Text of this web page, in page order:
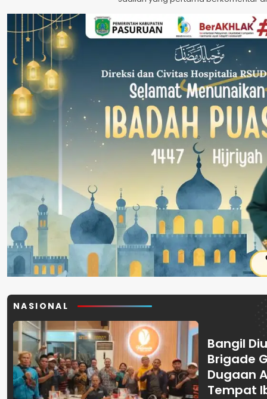
NASIONAL
Bangil
Brigade
Dugaan
Tempat